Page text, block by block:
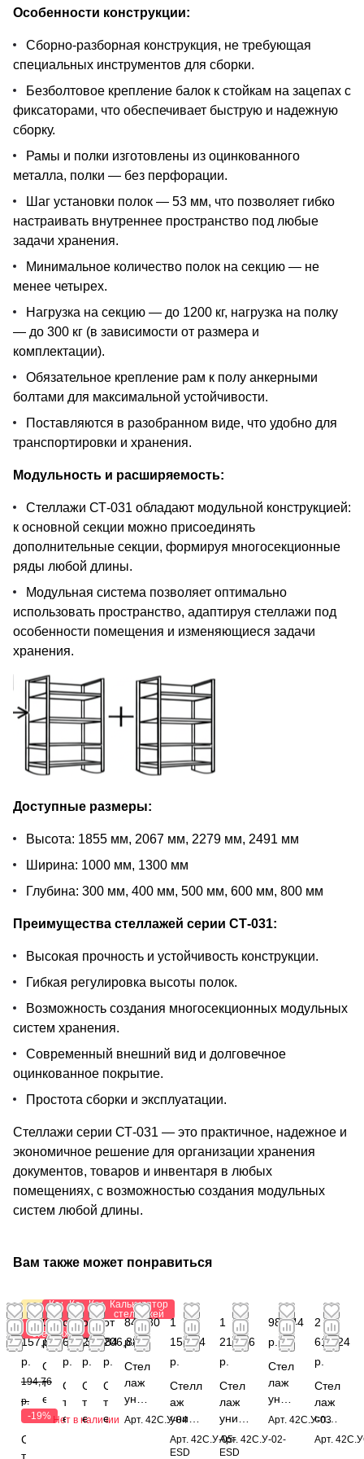
Особенности конструкции:
Сборно-разборная конструкция, не требующая
специальных инструментов для сборки.
Безболтовое крепление балок к стойкам на зацепах с
фиксаторами, что обеспечивает быструю и надежную
сборку.
Рамы и полки изготовлены из оцинкованного
металла, полки — без перфорации.
Шаг установки полок — 53 мм, что позволяет гибко
настраивать внутреннее пространство под любые
задачи хранения.
Минимальное количество полок на секцию — не
менее четырех.
Нагрузка на секцию — до 1200 кг, нагрузка на полку
— до 300 кг (в зависимости от размера и
комплектации).
Обязательное крепление рам к полу анкерными
болтами для максимальной устойчивости.
Поставляются в разобранном виде, что удобно для
транспортировки и хранения.
Модульность и расширяемость:
Стеллажи СТ-031 обладают модульной конструкцией:
к основной секции можно присоединять
дополнительные секции, формируя многосекционные
ряды любой длины.
Модульная система позволяет оптимально
использовать пространство, адаптируя стеллажи под
особенности помещения и изменяющиеся задачи
хранения.
Доступные размеры:
Высота: 1855 мм, 2067 мм, 2279 мм, 2491 мм
Ширина: 1000 мм, 1300 мм
Глубина: 300 мм, 400 мм, 500 мм, 600 мм, 800 мм
Преимущества стеллажей серии СТ-031:
Высокая прочность и устойчивость конструкции.
Гибкая регулировка высоты полок.
Возможность создания многосекционных модульных
систем хранения.
Современный внешний вид и долговечное
оцинкованное покрытие.
Простота сборки и эксплуатации.
Стеллажи серии СТ-031 — это практичное, надежное и
экономичное решение для организации хранения
документов, товаров и инвентаря в любых
помещениях, с возможностью создания модульных
систем любой длины.
Вам также может понравиться
Акция
Калькулятор
стеллажей
от
157,80
р.
194,76
р.
-19%
С
т
Калькулятор
стеллажей
0
р.
С
т
е
л Нет в наличии
Калькулятор
стеллажей
от
607,38
р.
С
т
е
Калькулятор
стеллажей
от 1
203,84
р.
С
т
е
Калькулятор
стеллажей
от
206,88
р.
С
т
е
841,80
р.
Стел
лаж
унив
ерса
Арт.42С.У-04
1
153,44
р.
Стелл
аж
униве
рсаль
ный
Арт.42С.У-05-
ESD
1
216,56
р.
Стел
лаж
униве
рсаль
ный
Арт.42С.У-02-
ESD
982,44
р.
Стел
лаж
унив
ерса
Арт.42С.У-03
2
616,24
р.
Стел
лаж
спец
иаль
Арт.